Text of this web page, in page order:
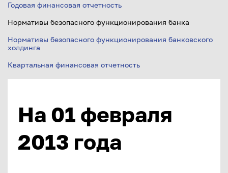
Годовая финансовая отчетность
Нормативы безопасного функционирования банка
Нормативы безопасного функционирования банковского
холдинга
Квартальная финансовая отчетность
На 01 февраля
2013 года